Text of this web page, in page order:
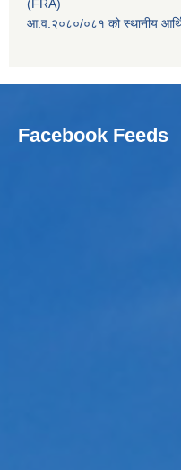
(FRA)
आ.व.२०८०/०८१ को स्थानीय
Facebook Feeds